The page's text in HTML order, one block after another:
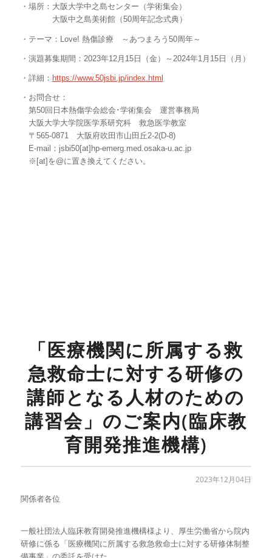
・場所：大阪大学中之島センター（学術集会）
大阪中之島美術館（50周年記念式典）
・テーマ： Love! 熱傷診療 ～あつまろう 50周年～
・演題募集期間： 2023年12月 15日（金）～ 2024年1 月 15日（月）
・詳細： https://www.50jsbi.jp/index.html
・お問合せ：
第50回日本熱傷学会総会･学術集会 運営事務局
大阪大学大学院医学系研究科 救急医学教室
〒 565-0871 大阪府吹田市山田丘2-2(D-8)
E-mail： jsbi50[at]hp-emerg.med.osaka-u.ac.jp
※ [at]を@に置き換えてください。
「医療機関に所属する救
急救命士に対する研修の
講師となる人材のための
講習会」のご案内(臨床教
育開発推進機構)
2023年12月04日
関係者各位
一般社団法人臨床教育開発推進機構様より、厚生労働省から院内
研修に係る「医療機関に所属する救急救命士に対する研修体制整